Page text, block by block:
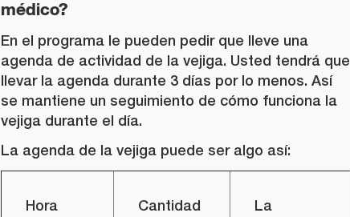
médico?
En el programa le pueden pedir que lleve una
agenda de actividad de la vejiga. Usted tendrá que
llevar la agenda durante 3 días por lo menos. Así
se mantiene un seguimiento de cómo funciona la
vejiga durante el día.
La agenda de la vejiga puede ser algo así:
Hora
Cantidad
La